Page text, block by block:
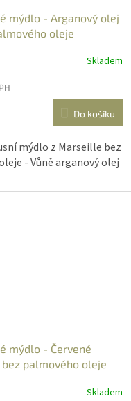
mýdlo - Arganový olej
oleje
Skladem
Do košíku
mýdlo z Marseille bez
- Vůně arganový olej
mýdlo - Červené
bez palmového oleje
Skladem